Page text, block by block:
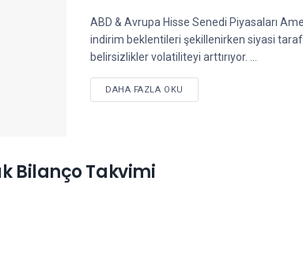
ABD & Avrupa Hisse Senedi Piyasaları
indirim beklentileri şekillenirken siyasi
belirsizlikler volatiliteyi arttırıyor. ...
DAHA FAZLA OKU
Bilanço Takvimi